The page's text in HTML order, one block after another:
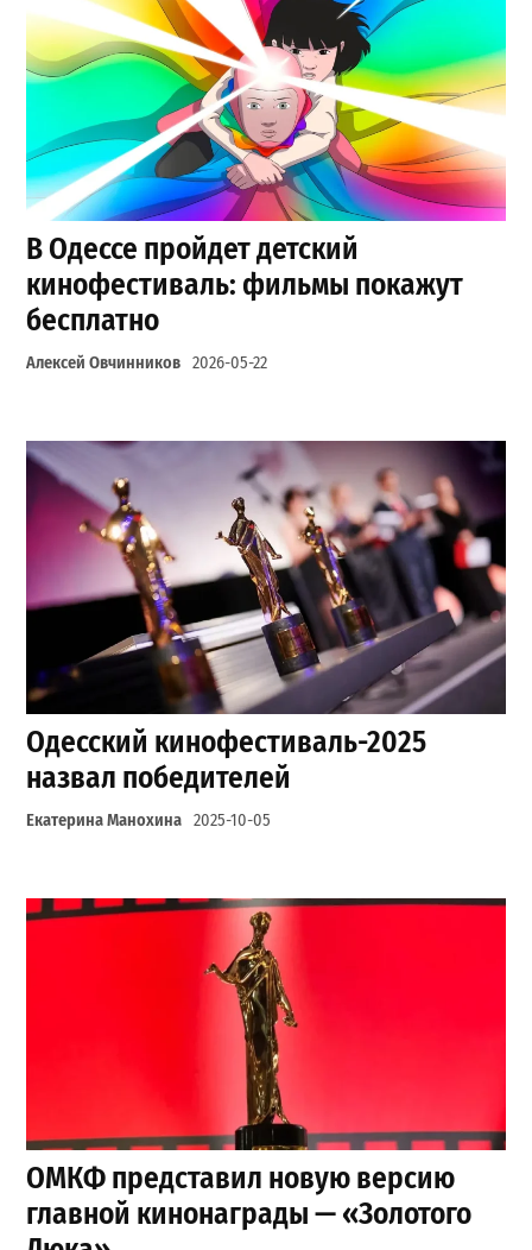
В Одессе пройдет детский
кинофестиваль: фильмы покажут
бесплатно
Алексей Овчинников 2026-05-22
Одесский кинофестиваль-2025
назвал победителей
Екатерина Манохина 2025-10-05
ОМКФ представил новую версию
главной кинонаграды — «Золотого